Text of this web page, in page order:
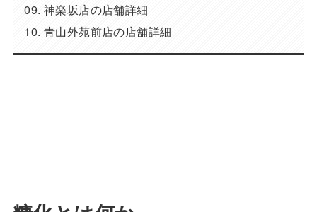
神楽坂店の店舗詳細
青山外苑前店の店舗詳細